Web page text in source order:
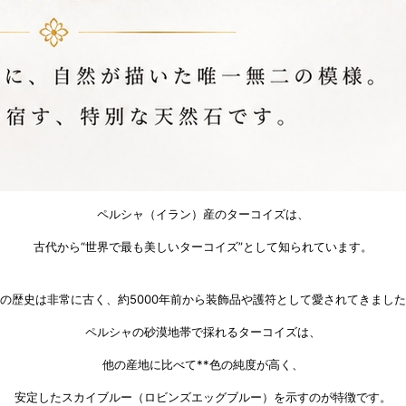
ペルシャ（イラン）産のターコイズは、
古代から“世界で最も美しいターコイズ”として知られています。
歴史は非常に古く、約5000年前から装飾品や護符として愛されてきまし
ペルシャの砂漠地帯で採れるターコイズは、
他の産地に比べて**色の純度が高く、
安定したスカイブルー（ロビンズエッグブルー）を示すのが特徴です。